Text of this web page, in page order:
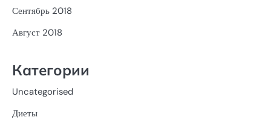
Сентябрь 2018
Август 2018
Категории
Uncategorised
Диеты